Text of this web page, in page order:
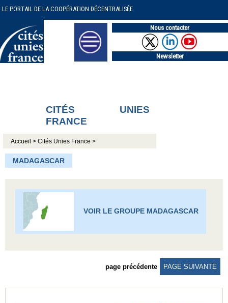
LE PORTAIL DE LA COOPÉRATION DÉCENTRALISÉE
Nous contacter
Newsletter
CITÉS UNIES
FRANCE
Accueil >Cités Unies France >
MADAGASCAR
VOIR LE GROUPE MADAGASCAR
page précédente PAGE SUIVANTE